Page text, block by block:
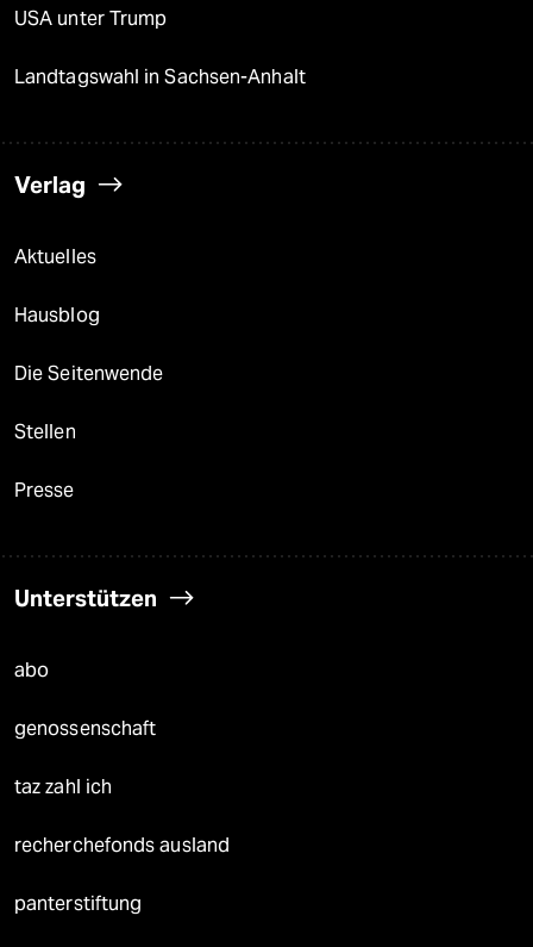
USA unter Trump
Landtagswahl in Sachsen-Anhalt
Verlag
Aktuelles
Hausblog
Die Seitenwende
Stellen
Presse
Unterstützen
abo
genossenschaft
taz zahl ich
recherchefonds ausland
panterstiftung